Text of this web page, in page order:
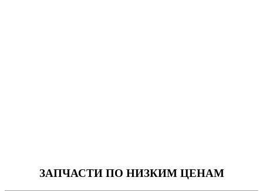
ЗАПЧАСТИПО НИЗКИМ ЦЕНАМ